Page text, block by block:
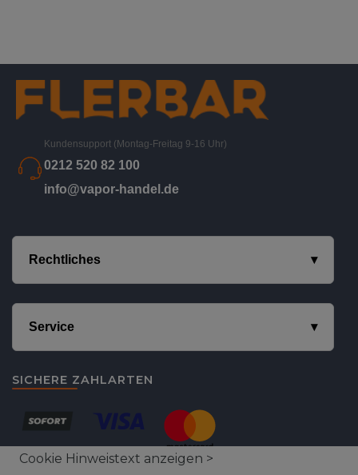
Kundensupport (Montag-Freitag 9-16 Uhr)
0212 520 82 100
info@vapor-handel.de
Rechtliches
Service
SICHERE ZAHLARTEN
Cookie Hinweistext anzeigen >